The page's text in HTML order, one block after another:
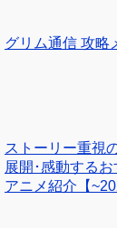
グリム通信 攻略
ストーリー重視
展開･感動する
アニメ紹介【